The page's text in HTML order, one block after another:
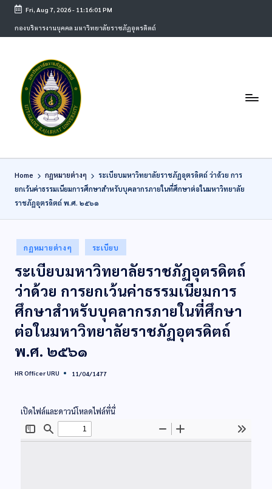
Fri, Aug 7, 2026- 11:16:01 PM
กองบริหารงานบุคคล มหาวิทยาลัยราชภัฏอุตรดิตถ์
Home กฏหมายต่างๆ
ระเบียบมหาวิทยาลัยราชภัฏอุตรดิตถ์ ว่าด้วย การ
ยกเว้นค่าธรรมเนียมการศึกษาสำหรับบุคลากรภายในที่ศึกษาต่อในมหาวิทยาลัย
ราชภัฏอุตรดิตถ์ พ.ศ. ๒๕๖๑
กฏหมายต่างๆ ระเบียบ
ระเบียบมหาวิทยาลัยราชภัฏอุตรดิตถ์
ว่าด้วย การยกเว้นค่าธรรมเนียมการ
ศึกษาสำหรับบุคลากรภายในที่ศึกษา
ต่อในมหาวิทยาลัยราชภัฏอุตรดิตถ์
พ.ศ. ๒๕๖๑
HR Officer URU 11/04/1477
เปิดไฟล์และดาวน์โหลดไฟล์ที่นี่